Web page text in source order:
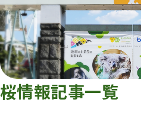
桜情報記事一覧